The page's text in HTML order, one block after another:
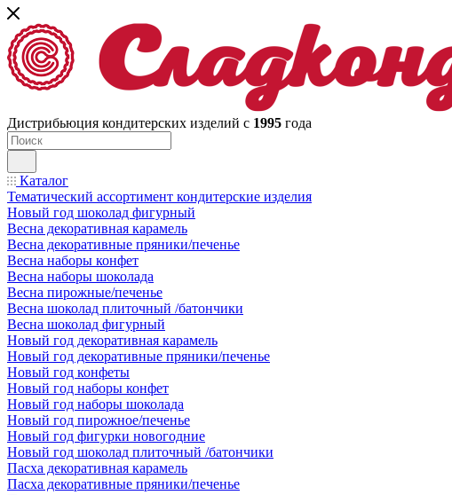
Дистрибьюция кондитерских изделий с 1995 года
Каталог
Тематический ассортимент кондитерские изделия
Новый год шоколад фигурный
Весна декоративная карамель
Весна декоративные пряники/печенье
Весна наборы конфет
Весна наборы шоколада
Весна пирожные/печенье
Весна шоколад плиточный /батончики
Весна шоколад фигурный
Новый год декоративная карамель
Новый год декоративные пряники/печенье
Новый год конфеты
Новый год наборы конфет
Новый год наборы шоколада
Новый год пирожное/печенье
Новый год фигурки новогодние
Новый год шоколад плиточный /батончики
Пасха декоративная карамель
Пасха декоративные пряники/печенье